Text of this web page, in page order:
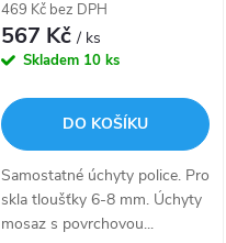
469 Kč bez DPH
567 Kč/ ks
Skladem 10 ks
DO KOŠÍKU
Samostatné úchyty police. Pro
skla tloušťky 6-8 mm. Úchyty
mosaz s povrchovou...